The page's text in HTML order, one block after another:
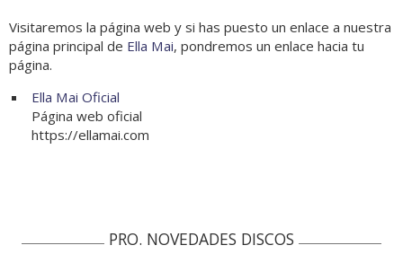
Visitaremos la página web y si has puesto un enlace a nuestra
página principal de Ella Mai, pondremos un enlace hacia tu
página.
Ella Mai Oficial
Página web oficial
https://ellamai.com
PRO. NOVEDADES DISCOS